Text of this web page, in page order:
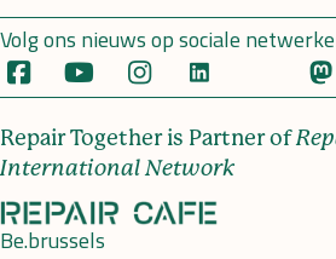
Volg ons nieuws op sociale
Repair Together is Partner of
International Network
Be.brussels